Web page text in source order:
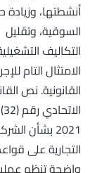
أنشطتها، وزيادة
السوقية، وتقليل
التكاليف
الامتثال التام
القانونية. نص
2021 بشأن
التجارية على
واضحة تنظم